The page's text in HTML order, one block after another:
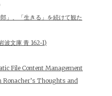
」、「生きる」を続けて観た
波文庫 青 162-1)
File Content Management
Thoughts and